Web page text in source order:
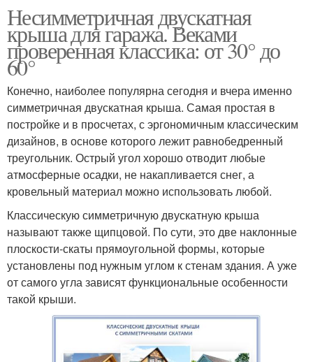
Несимметричная двускатная
крыша для гаража. Веками
проверенная классика: от 30° до
60°
Конечно, наиболее популярна сегодня и вчера именно
симметричная двускатная крыша. Самая простая в
постройке и в просчетах, с эргономичным классическим
дизайнов, в основе которого лежит равнобедренный
треугольник. Острый угол хорошо отводит любые
атмосферные осадки, не накапливается снег, а
кровельный материал можно использовать любой.
Классическую симметричную двускатную крыша
называют также щипцовой. По сути, это две наклонные
плоскости-скаты прямоугольной формы, которые
установлены под нужным углом к стенам здания. А уже
от самого угла зависят функциональные особенности
такой крыши.